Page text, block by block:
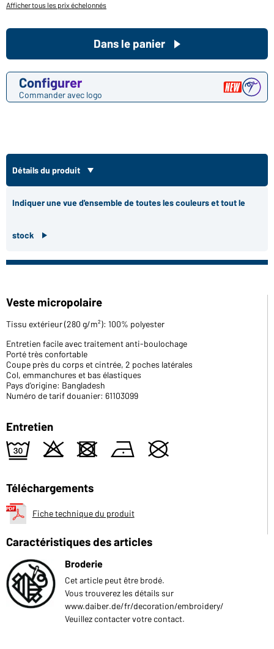
Afficher tous les prix échelonnés
Configurer
Commander avec logo
Dans le panier
Détails du produit
Indiquer une vue d'ensemble de toutes les couleurs et tout le
stock
Veste micropolaire
Tissu extérieur (280 g/m²): 100% polyester
Entretien facile avec traitement anti-boulochage
Porté très confortable
Coupe près du corps et cintrée, 2 poches latérales
Col, emmanchures et bas élastiques
Pays d'origine: Bangladesh
Numéro de tarif douanier: 61103099
Entretien
e o d n U
Téléchargements
Fiche technique du produit
Caractéristiques des articles
Broderie
Cet article peut être brodé.
Vous trouverez les détails sur
www.daiber.de/fr/decoration/embroidery/
Veuillez contacter votre contact.